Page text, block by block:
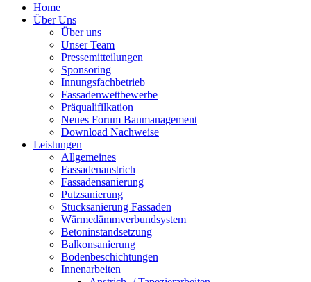
Home
Über Uns
Über uns
Unser Team
Pressemitteilungen
Sponsoring
Innungsfachbetrieb
Fassadenwettbewerbe
Präqualifilkation
Neues Forum Baumanagement
Download Nachweise
Leistungen
Allgemeines
Fassadenanstrich
Fassadensanierung
Putzsanierung
Stucksanierung Fassaden
Wärmedämmverbundsystem
Betoninstandsetzung
Balkonsanierung
Bodenbeschichtungen
Innenarbeiten